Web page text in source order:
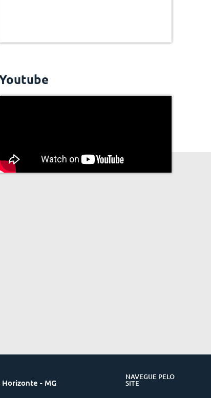
- MG
NAVEGUE PELO
SITE